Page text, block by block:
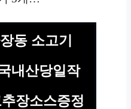
동 소고기
내산당일작
장소스증정